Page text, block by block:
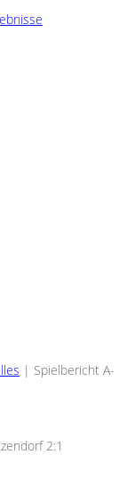
| Spielbericht A-
2:1